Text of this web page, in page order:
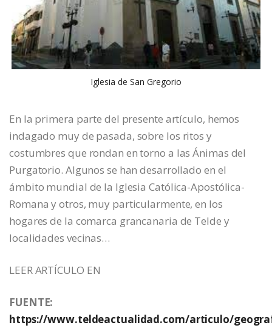
Iglesia de San Gregorio
En la primera parte del presente artículo, hemos
indagado muy de pasada, sobre los ritos y
costumbres que rondan en torno a las Ánimas del
Purgatorio. Algunos se han desarrollado en el
ámbito mundial de la Iglesia Católica-Apostólica-
Romana y otros, muy particularmente, en los
hogares de la comarca grancanaria de Telde y
localidades vecinas…
LEER ARTÍCULO EN
FUENTE:
https://www.teldeactualidad.com/articulo/